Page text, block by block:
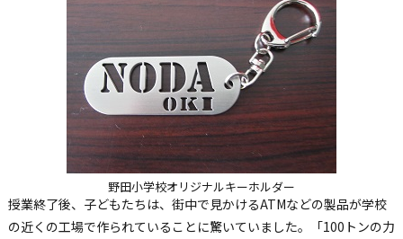
野田小学校オリジナルキーホルダー
授業終了後、子どもたちは、街中で見かけるATMなどの製品が学校
の近くの工場で作られていることに驚いていました。「100トンの力